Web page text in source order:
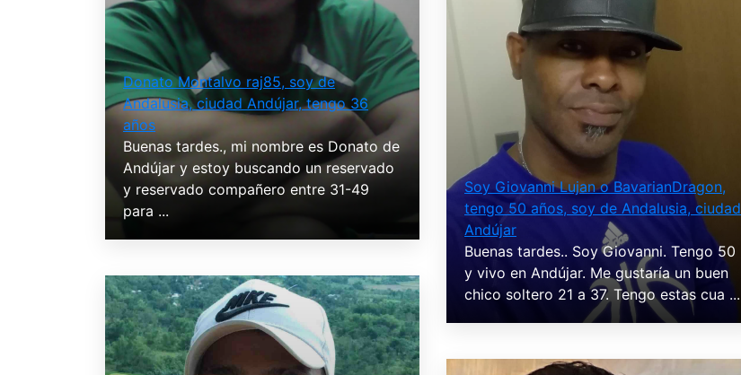
Donato Montalvo raj85, soy de
Andalusia, ciudad Andújar, tengo 36
años
Buenas tardes., mi nombre es Donato de
Andújar y estoy buscando un reservado
y reservado compañero entre 31-49
para ...
Soy Giovanni Lujan o BavarianDragon,
tengo 50 años, soy de Andalusia, ciudad
Andújar
Buenas tardes.. Soy Giovanni. Tengo 50
y vivo en Andújar. Me gustaría un buen
chico soltero 21 a 37. Tengo estas cua ...